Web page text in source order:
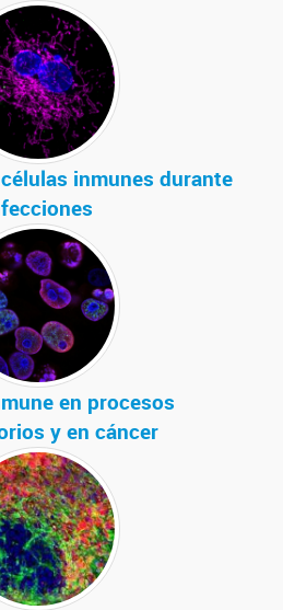
inmunes durante
en procesos
y en cáncer